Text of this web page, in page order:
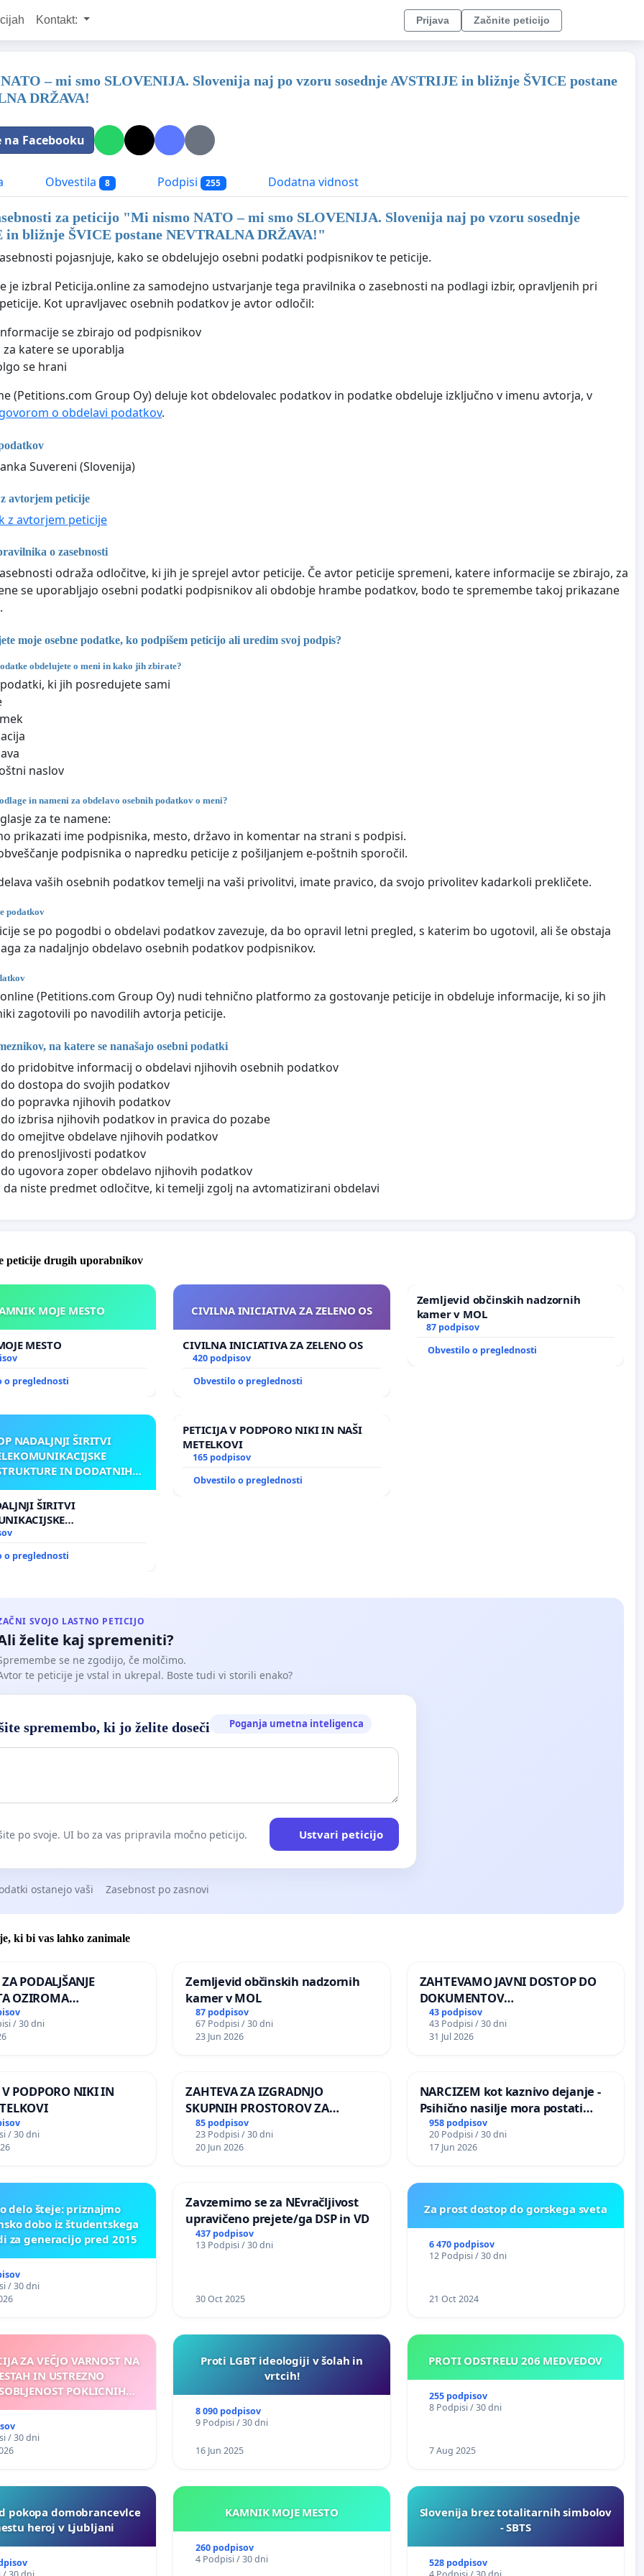
Kontakt: Prijava Začnite peticijo
– mi smo SLOVENIJA. Slovenija naj po vzoru sosednje AVSTRIJE in bližnje ŠVICE postane
DRŽAVA!
na Facebooku
Obvestila 8 Podpisi 255 Dodatna vidnost
za peticijo "Mi nismo NATO – mi smo SLOVENIJA. Slovenija naj po vzoru sosednje
in bližnje ŠVICE postane NEVTRALNA DRŽAVA!"
pojasnjuje, kako se obdelujejo osebni podatki podpisnikov te peticije.
je izbral Peticija.online za samodejno ustvarjanje tega pravilnika o zasebnosti na podlagi izbir, opravljenih pri
Kot upravljavec osebnih podatkov je avtor odločil:
se zbirajo od podpisnikov
za katere se uporablja
se hrani
(Petitions.com Group Oy) deluje kot obdelovalec podatkov in podatke obdeluje izključno v imenu avtorja, v
o obdelavi podatkov.
Suvereni (Slovenija)
avtorjem peticije
z avtorjem peticije
o zasebnosti
odraža odločitve, ki jih je sprejel avtor peticije. Če avtor peticije spremeni, katere informacije se zbirajo, za
se uporabljajo osebni podatki podpisnikov ali obdobje hrambe podatkov, bodo te spremembe takoj prikazane
moje osebne podatke, ko podpišem peticijo ali uredim svoj podpis?
obdelujete o meni in kako jih zbirate?
ki jih posredujete sami
naslov
in nameni za obdelavo osebnih podatkov o meni?
za te namene:
prikazati ime podpisnika, mesto, državo in komentar na strani s podpisi.
podpisnika o napredku peticije z pošiljanjem e-poštnih sporočil.
vaših osebnih podatkov temelji na vaši privolitvi, imate pravico, da svojo privolitev kadarkoli prekličete.
podatkov
se po pogodbi o obdelavi podatkov zavezuje, da bo opravil letni pregled, s katerim bo ugotovil, ali še obstaja
za nadaljnjo obdelavo osebnih podatkov podpisnikov.
(Petitions.com Group Oy) nudi tehnično platformo za gostovanje peticije in obdeluje informacije, ki so jih
zagotovili po navodilih avtorja peticije.
na katere se nanašajo osebni podatki
do pridobitve informacij o obdelavi njihovih osebnih podatkov
dostopa do svojih podatkov
do popravka njihovih podatkov
izbrisa njihovih podatkov in pravica do pozabe
omejitve obdelave njihovih podatkov
do prenosljivosti podatkov
do ugovora zoper obdelavo njihovih podatkov
da niste predmet odločitve, ki temelji zgolj na avtomatizirani obdelavi
peticije drugih uporabnikov
KAMNIK MOJE MESTO
KAMNIK MOJE MESTO
o preglednosti
CIVILNA INICIATIVA ZA ZELENO OS
CIVILNA INICIATIVA ZA ZELENO OS
420 podpisov
Obvestilo o preglednosti
Zemljevid občinskih nadzornih
kamer v MOL
87 podpisov
Obvestilo o preglednosti
NADALJNJI ŠIRITVI
IN DODATNIH
ŠIRITVI
IN DODATNIH
o preglednosti
PETICIJA V PODPORO NIKI IN NAŠI
METELKOVI
165 podpisov
Obvestilo o preglednosti
SVOJO LASTNO PETICIJO
želite kaj spremeniti?
se ne zgodijo, če molčimo.
te peticije je vstal in ukrepal. Boste tudi vi storili enako?
spremembo, ki jo želite doseči Poganja umetna inteligenca
po svoje. UI bo za vas pripravila močno peticijo. Ustvari peticijo
ostanejo vaši Zasebnost po zasnovi
ki bi vas lahko zanimale
PODALJŠANJE
OZIROMA
PONOVNO
GOSPODA BERNARDA
NA VELEPOSLANIŠTVO
/ 30 dni
Zemljevid občinskih nadzornih
kamer v MOL
87 podpisov
67 Podpisi / 30 dni
23 Jun 2026
ZAHTEVAMO JAVNI DOSTOP DO
DOKUMENTOV
PARLAMENTARNIH
PREISKOVALNIH KOMISIJ O
ILEGALNI TRGOVINI Z OROŽJEM
43 podpisov
43 Podpisi / 30 dni
31 Jul 2026
V PODPORO NIKI IN
/ 30 dni
ZAHTEVA ZA IZGRADNJO
SKUPNIH PROSTOROV ZA
PREBIVALCE KRAJEVNE
SKUPNOSTI PRESTRANEK
85 podpisov
23 Podpisi / 30 dni
20 Jun 2026
NARCIZEM kot kaznivo dejanje -
Psihično nasilje mora postati
enako prepoznano kot fizično
nasilje
958 podpisov
20 Podpisi / 30 dni
17 Jun 2026
delo šteje: priznajmo
dobo iz študentskega
za generacijo pred 2015
/ 30 dni
Zavzemimo se za NEvračljivost
upravičeno prejete/ga DSP in VD
437 podpisov
13 Podpisi / 30 dni
30 Oct 2025
Za prost dostop do gorskega sveta
6 470 podpisov
12 Podpisi / 30 dni
21 Oct 2024
ZA VEČJO VARNOST NA
IN USTREZNO
POKLICNIH
/ 30 dni
Proti LGBT ideologiji v šolah in
vrtcih!
8 090 podpisov
9 Podpisi / 30 dni
16 Jun 2025
PROTI ODSTRELU 206 MEDVEDOV
255 podpisov
8 Podpisi / 30 dni
7 Aug 2025
pokopa domobrancevlce
heroj v Ljubljani
KAMNIK MOJE MESTO
260 podpisov
4 Podpisi / 30 dni
Slovenija brez totalitarnih simbolov
- SBTS
528 podpisov